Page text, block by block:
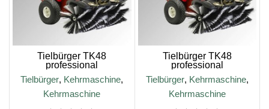
Tielbürger TK48
professional
Kehrmaschine, B&S 675
EXi Motor
Tielbürger, Kehrmaschine,
Kehrmaschine
Tielbürger TK48
professional
Kehrmaschine, Honda
GXV160 Motor
Tielbürger, Kehrmaschine,
Kehrmaschine